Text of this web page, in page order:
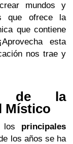
mundos y
que ofrece la
que contiene
esta
nos trae y
de la
Místico
los principales
los años se ha